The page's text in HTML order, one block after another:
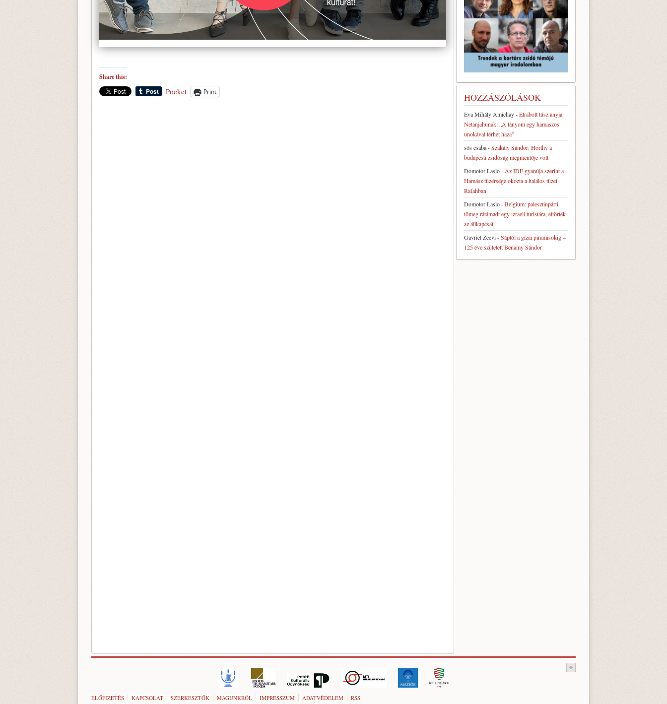
Share this:
Pocket Print HOZZÁSZÓLÁSOK
Eva Mihály Amichay-Elrabolt túsz anyja
Netanjahunak: „A lányom egy hamaszos
unokával térhet haza”
sós csaba-Szakály Sándor: Horthy a
budapesti zsidóság megmentője volt
Domotor Laslo- Az IDF gyanúja szerint a
Hamász tüzérsége okozta a halálos tüzet
Rafahban
Domotor Laslo-Belgium: palesztinpárti
tömeg rátámadt egy izraeli turistára, eltörték
az állkapcsát
Gavriel Zeevi-Sáptól a gízai piramisokig –
125 éve született Benamy Sándor
ELŐFIZETÉS KAPCSOLAT SZERKESZTŐK MAGUNKRÓL IMPRESSZUM ADATVÉDELEM RSS